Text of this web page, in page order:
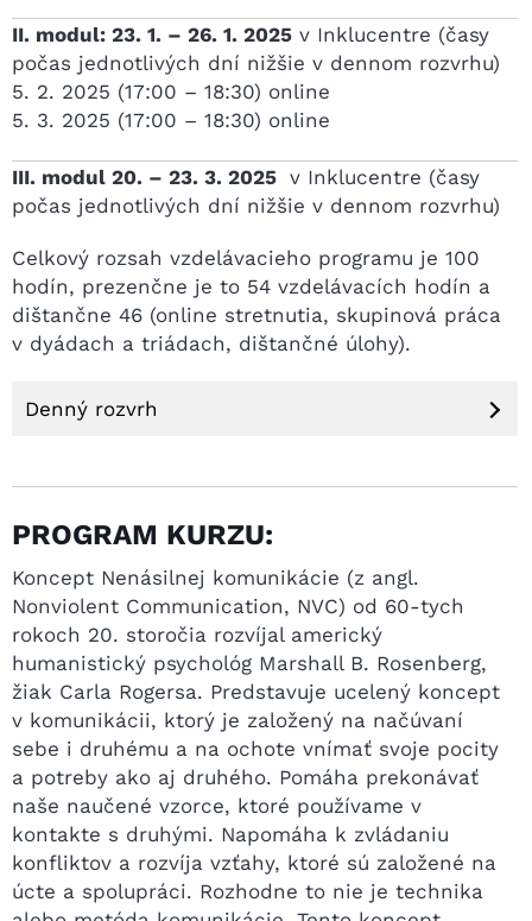
II. modul: 23. 1. – 26. 1. 2025 v Inklucentre (časy
počas jednotlivých dní nižšie v dennom rozvrhu)
5. 2. 2025 (17:00 – 18:30) online
5. 3. 2025 (17:00 – 18:30) online
III. modul 20. – 23. 3. 2025 v Inklucentre (časy
počas jednotlivých dní nižšie v dennom rozvrhu)
Celkový rozsah vzdelávacieho programu je 100
hodín, prezenčne je to 54 vzdelávacích hodín a
dištančne 46 (online stretnutia, skupinová práca
v dyádach a triádach, dištančné úlohy).
Denný rozvrh
PROGRAM KURZU:
Koncept Nenásilnej komunikácie (z angl.
Nonviolent Communication, NVC) od 60-tych
rokoch 20. storočia rozvíjal americký
humanistický psychológ Marshall B. Rosenberg,
žiak Carla Rogersa. Predstavuje ucelený koncept
v komunikácii, ktorý je založený na načúvaní
sebe i druhému a na ochote vnímať svoje pocity
a potreby ako aj druhého. Pomáha prekonávať
naše naučené vzorce, ktoré používame v
kontakte s druhými. Napomáha k zvládaniu
konfliktov a rozvíja vzťahy, ktoré sú založené na
úcte a spolupráci. Rozhodne to nie je technika